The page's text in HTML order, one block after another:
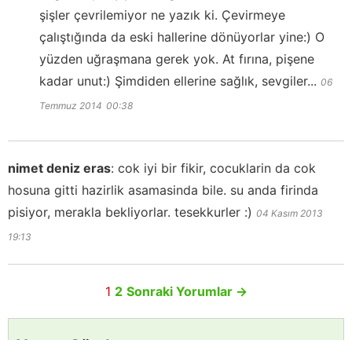
şişler çevrilemiyor ne yazık ki. Çevirmeye
çalıştığında da eski hallerine dönüyorlar yine:) O
yüzden uğraşmana gerek yok. At fırına, pişene
kadar unut:) Şimdiden ellerine sağlık, sevgiler... 06
Temmuz 2014 00:38
nimet deniz eras: cok iyi bir fikir, cocuklarin da cok
hosuna gitti hazirlik asamasinda bile. su anda firinda
pisiyor, merakla bekliyorlar. tesekkurler :) 04 Kasım 2013
19:13
1 2 Sonraki Yorumlar →